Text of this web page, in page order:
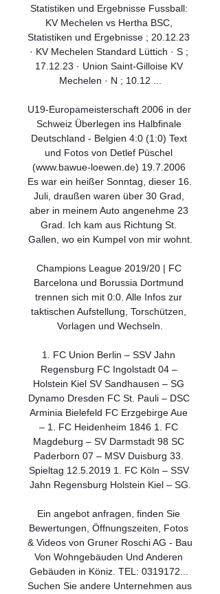
Statistiken und Ergebnisse Fussball:
KV Mechelen vs Hertha BSC,
Statistiken und Ergebnisse ; 20.12.23
· KV Mechelen Standard Lüttich · S ;
17.12.23 · Union Saint-Gilloise KV
Mechelen · N ; 10.12 ...
U19-Europameisterschaft 2006 in der
Schweiz Überlegen ins Halbfinale
Deutschland - Belgien 4:0 (1:0) Text
und Fotos von Detlef Püschel
(www.bawue-loewen.de) 19.7.2006
Es war ein heißer Sonntag, dieser 16.
Juli, draußen waren über 30 Grad,
aber in meinem Auto angenehme 23
Grad. Ich kam aus Richtung St.
Gallen, wo ein Kumpel von mir wohnt.
Champions League 2019/20 | FC
Barcelona und Borussia Dortmund
trennen sich mit 0:0. Alle Infos zur
taktischen Aufstellung, Torschützen,
Vorlagen und Wechseln.
1. FC Union Berlin – SSV Jahn
Regensburg FC Ingolstadt 04 –
Holstein Kiel SV Sandhausen – SG
Dynamo Dresden FC St. Pauli – DSC
Arminia Bielefeld FC Erzgebirge Aue
– 1. FC Heidenheim 1846 1. FC
Magdeburg – SV Darmstadt 98 SC
Paderborn 07 – MSV Duisburg 33.
Spieltag 12.5.2019 1. FC Köln – SSV
Jahn Regensburg Holstein Kiel – SG.
Ein angebot anfragen, finden Sie
Bewertungen, Öffnungszeiten, Fotos
& Videos von Gruner Roschi AG - Bau
Von Wohngebäuden Und Anderen
Gebäuden in Köniz. TEL: 0319172...
Suchen Sie andere Unternehmen aus